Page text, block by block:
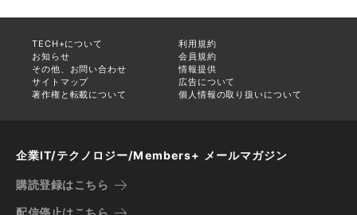
TECH+について
利用規約
お知らせ
会員規約
その他、お問い合わせ
情報提供
サイトマップ
広告について
著作権と転載について
個人情報の取り扱いについて
企業IT/テクノロジー/Members+ メールマガジン
購読登録はこちら
配信停止はこちら